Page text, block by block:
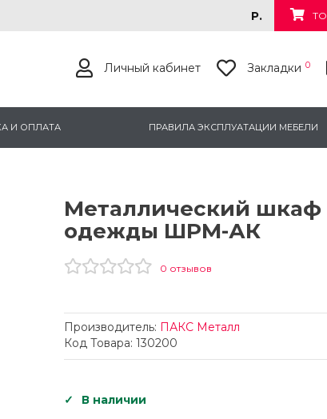
Р.
Личный кабинет Закладки 0
И ОПЛАТА ПРАВИЛА ЭКСПЛУАТАЦИИ МЕБЕЛИ
Металлический шкаф
одежды ШРМ-АК
0 отзывов
Производитель: ПАКС Металл
Код Товара: 130200
В наличии